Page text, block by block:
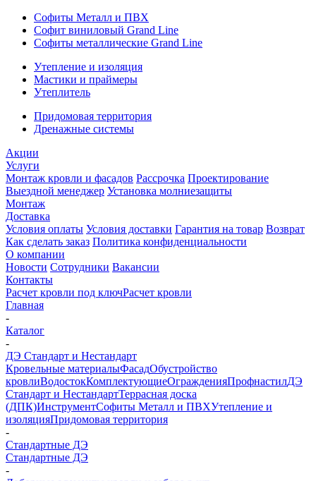
Софиты Металл и ПВХ
Софит виниловый Grand Line
Софиты металлические Grand Line
Утепление и изоляция
Мастики и праймеры
Утеплитель
Придомовая территория
Дренажные системы
Акции
Услуги
Монтаж кровли и фасадов Рассрочка Проектирование
Выездной менеджер Установка молниезащиты
Монтаж
Доставка
Условия оплаты Условия доставки Гарантия на товар Возврат
Как сделать заказ Политика конфиденциальности
О компании
Новости Сотрудники Вакансии
Контакты
Расчет кровли под ключРасчет кровли
Главная
-
Каталог
-
ДЭ Стандарт и Нестандарт
Кровельные материалыФасадОбустройство
кровлиВодостокКомплектующиеОгражденияПрофнастилДЭ
Стандарт и НестандартТеррасная доска
(ДПК)ИнструментСофиты Металл и ПВХУтепление и
изоляцияПридомовая территория
-
Стандартные ДЭ
Стандартные ДЭ
-